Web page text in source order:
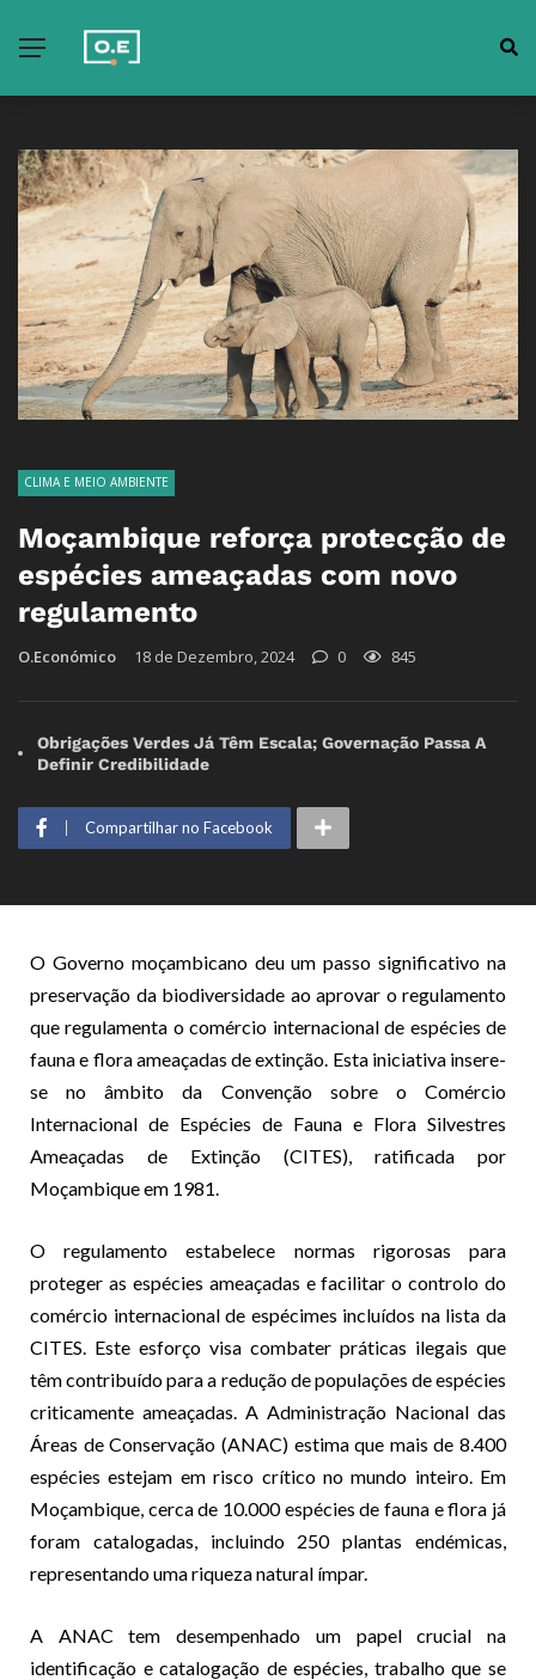
CLIMA E MEIO AMBIENTE
Moçambique reforça protecção de
espécies ameaçadas com novo
regulamento
O.Económico 18 de Dezembro, 2024 0 845
Obrigações Verdes Já Têm Escala; Governação Passa A
Definir Credibilidade
Compartilhar no Facebook
O Governo moçambicano deu um passo significativo na
preservação da biodiversidade ao aprovar o regulamento
que regulamenta o comércio internacional de espécies de
fauna e flora ameaçadas de extinção. Esta iniciativa insere-
se no âmbito da Convenção sobre o Comércio
Internacional de Espécies de Fauna e Flora Silvestres
Ameaçadas de Extinção (CITES), ratificada por
Moçambique em 1981.
O regulamento estabelece normas rigorosas para
proteger as espécies ameaçadas e facilitar o controlo do
comércio internacional de espécimes incluídos na lista da
CITES. Este esforço visa combater práticas ilegais que
têm contribuído para a redução de populações de espécies
criticamente ameaçadas. A Administração Nacional das
Áreas de Conservação (ANAC) estima que mais de 8.400
espécies estejam em risco crítico no mundo inteiro. Em
Moçambique, cerca de 10.000 espécies de fauna e flora já
foram catalogadas, incluindo 250 plantas endémicas,
representando uma riqueza natural ímpar.
A ANAC tem desempenhado um papel crucial na
identificação e catalogação de espécies, trabalho que se